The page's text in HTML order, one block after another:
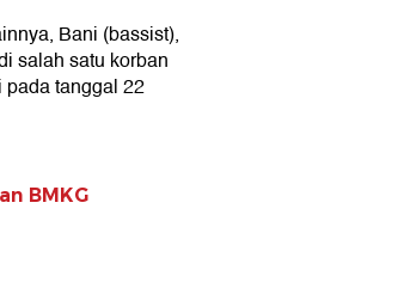
Bani (bassist),
salah satu korban
tanggal 22
BMKG